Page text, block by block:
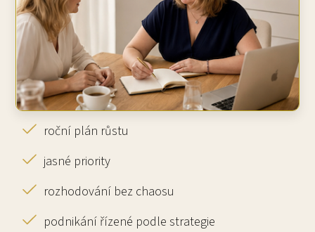
roční plán růstu
jasné priority
rozhodování bez chaosu
podnikání řízené podle strategie